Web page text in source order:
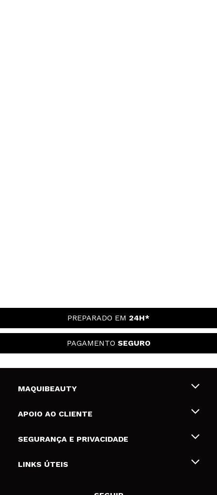
PREPARADO EM 24H*
PAGAMENTO SEGURO
MAQUIBEAUTY
Sobre nós
Gift Cards
APOIO AO CLIENTE
Envios e Devoluções
Formas de pagamento
SEGURANÇA E PRIVACIDADE
Termos e Privacidade
LINKS ÚTEIS